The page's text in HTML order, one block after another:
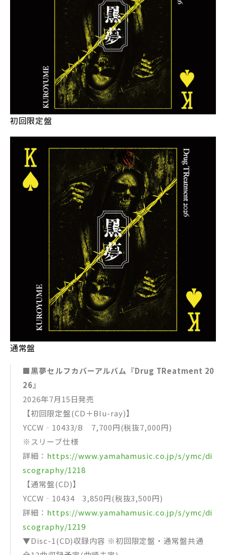
初回限定盤
通常盤
■黒夢セルフカバーアルバム『Drug TReatment 20
26』
2026年7月15日発売
【初回限定盤(CD＋Blu-ray)】
YCCW‐10433/B 7,700円(税抜7,000円)
※スリーブ仕様
詳細： https://www.yamahamusic.co.jp/s/ymc/di
scography/1218
【通常盤(CD)】
YCCW‐10434 3,850円(税抜3,500円)
詳細： https://www.yamahamusic.co.jp/s/ymc/di
scography/1219
▼Disc-1(CD)収録内容 ※初回限定盤・通常盤共通